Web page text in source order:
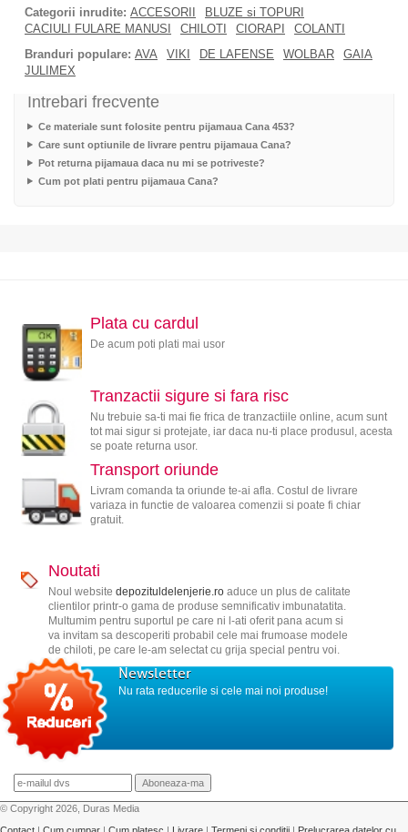
Categorii inrudite: ACCESORII
BLUZE si TOPURI
CACIULI FULARE MANUSI
CHILOTI CIORAPI
COLANTI
Branduri populare: AVA VIKI DE LAFENSE WOLBAR
GAIA
JULIMEX
Intrebari frecvente
Ce materiale sunt folosite pentru pijamaua Cana 453?
Care sunt optiunile de livrare pentru pijamaua Cana?
Pot returna pijamaua daca nu mi se potriveste?
Cum pot plati pentru pijamaua Cana?
Plata cu cardul
De acum poti plati mai usor
Tranzactii sigure si fara risc
Nu trebuie sa-ti mai fie frica de tranzactiile online, acum sunt
tot mai sigur si protejate, iar daca nu-ti place produsul, acesta
se poate returna usor.
Transport oriunde
Livram comanda ta oriunde te-ai afla. Costul de livrare
variaza in functie de valoarea comenzii si poate fi chiar
gratuit.
Noutati
Noul website depozituldelenjerie.roaduce un plus de calitate
clientilor printr-o gama de produse semnificativ imbunatatita.
Multumim pentru suportul pe care ni l-ati oferit pana acum si
va invitam sa descoperiti probabil cele mai frumoase modele
de chiloti, pe care le-am selectat cu grija special pentru voi.
Newsletter
Nu rata reducerile si cele mai noi produse!
© Copyright 2026, Duras Media